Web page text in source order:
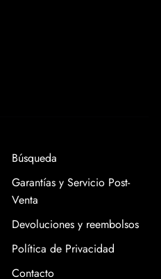
Búsqueda
Garantías y Servicio Post-
Venta
Devoluciones y reembolsos
Política de Privacidad
Contacto